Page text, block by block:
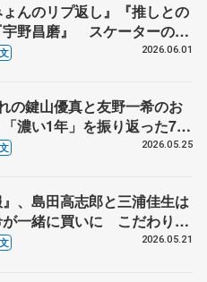
ょんのリプ返し』『推しとの
宇野昌磨』 スケーターの三
は？【コラントッテ・トー
2026.06.01
の鍵山優真と友野一希のお
濃い1年」を振り返った7人
ッテ・トークイベント②】
2026.05.25
』、島田高志郎と三浦佳生は
が一緒に買いに こだわりが
【コラントッテ・トークイ
2026.05.21